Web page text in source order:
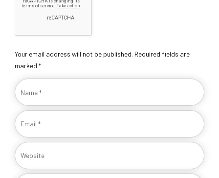
Your email address will not be published. Required fields are
marked *